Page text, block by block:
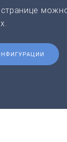
странице